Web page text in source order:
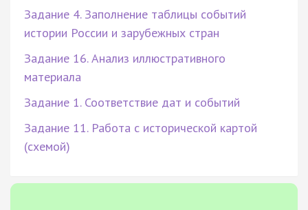
Задание 4. Заполнение таблицы событий
истории России и зарубежных стран
Задание 16. Анализ иллюстративного
материала
Задание 1. Соответствие дат и событий
Задание 11. Работа с исторической картой
(схемой)